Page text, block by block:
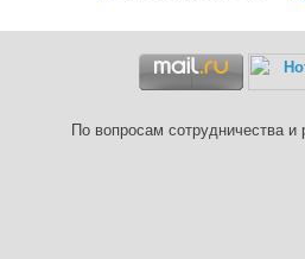
По вопросам сотрудничества